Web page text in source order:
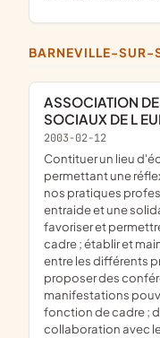
BARNEVILLE-SUR-
ASSOCIATION DES CADRES EDUCATIFS ET
SOCIAUX DE L
2003-02-12
contituer un lieu d'échanges et de rencontres
permettant une
nos pratiques
entraide et une
favoriser et
cadre ; établir et
entre les différents
proposer des
manifestations
fonction de cadre ;
collaboration avec